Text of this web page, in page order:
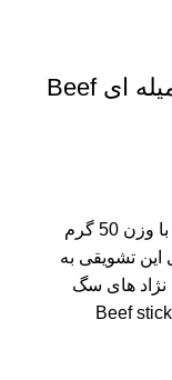
تشویقی سگ برند ونپی مدل میله ای Beef
غذای تشویقی سگ ونپی مدل Beef Stick با وزن 50 گرم
تشویقی به
نژاد های سگ